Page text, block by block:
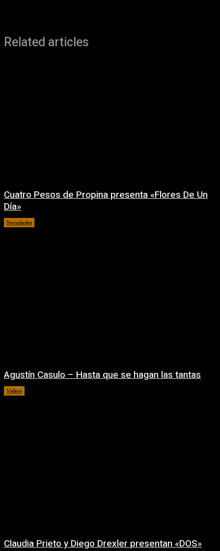
Related articles
Cuatro Pesos de Propina presenta «Flores De Un
Día»
Novedades
Agustín Casulo – Hasta que se hagan las tantas
Videos
Claudia Prieto y Diego Drexler presentan «DOS»